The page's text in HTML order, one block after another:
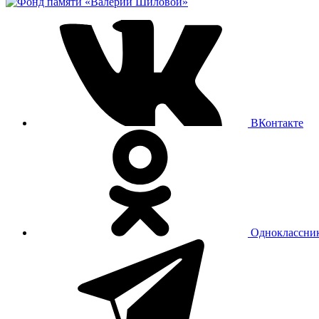
ВКонтакте